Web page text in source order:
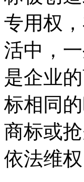
专用权
活中，
是企业
标相同
商标或
依法维